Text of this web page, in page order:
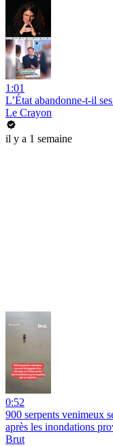
1:01
L’État abandonne-t-il
Le Crayon
il y a 1 semaine
0:52
900 serpents venimeux
après les inondations
Brut